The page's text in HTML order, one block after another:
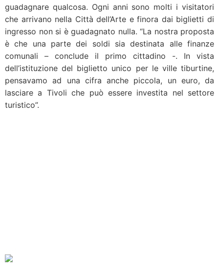
guadagnare qualcosa. Ogni anni sono molti i visitatori
che arrivano nella Città dell’Arte e finora dai biglietti di
ingresso non si è guadagnato nulla. “La nostra proposta
è che una parte dei soldi sia destinata alle finanze
comunali – conclude il primo cittadino -. In vista
dell’istituzione del biglietto unico per le ville tiburtine,
pensavamo ad una cifra anche piccola, un euro, da
lasciare a Tivoli che può essere investita nel settore
turistico”.